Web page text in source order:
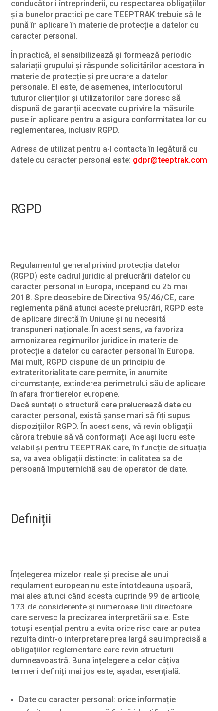
conducătorii întreprinderii, cu respectarea obligațiilor
și a bunelor practici pe care TEEPTRAK trebuie să le
pună în aplicare în materie de protecție a datelor cu
caracter personal.
În practică, el sensibilizează și formează periodic
salariații grupului și răspunde solicitărilor acestora în
materie de protecție și prelucrare a datelor
personale. El este, de asemenea, interlocutorul
tuturor clienților și utilizatorilor care doresc să
dispună de garanții adecvate cu privire la măsurile
puse în aplicare pentru a asigura conformitatea lor cu
reglementarea, inclusiv RGPD.
Adresa de utilizat pentru a-l contacta în legătură cu
datele cu caracter personal este: gdpr@teeptrak.com
RGPD
Regulamentul general privind protecția datelor
(RGPD) este cadrul juridic al prelucrării datelor cu
caracter personal în Europa, începând cu 25 mai
2018. Spre deosebire de Directiva 95/46/CE, care
reglementa până atunci aceste prelucrări, RGPD este
de aplicare directă în Uniune și nu necesită
transpuneri naționale. În acest sens, va favoriza
armonizarea regimurilor juridice în materie de
protecție a datelor cu caracter personal în Europa.
Mai mult, RGPD dispune de un principiu de
extrateritorialitate care permite, în anumite
circumstanțe, extinderea perimetrului său de aplicare
în afara frontierelor europene.
Dacă sunteți o structură care prelucrează date cu
caracter personal, există șanse mari să fiți supus
dispozițiilor RGPD. În acest sens, vă revin obligații
cărora trebuie să vă conformați. Același lucru este
valabil și pentru TEEPTRAK care, în funcție de situația
sa, va avea obligații distincte: în calitatea sa de
persoană împuternicită sau de operator de date.
Definiții
Înțelegerea mizelor reale și precise ale unui
regulament european nu este întotdeauna ușoară,
mai ales atunci când acesta cuprinde 99 de articole,
173 de considerente și numeroase linii directoare
care servesc la precizarea interpretării sale. Este
totuși esențial pentru a evita orice risc care ar putea
rezulta dintr-o interpretare prea largă sau imprecisă a
obligațiilor reglementare care revin structurii
dumneavoastră. Buna înțelegere a celor câțiva
termeni definiți mai jos este, așadar, esențială:
Date cu caracter personal: orice informație